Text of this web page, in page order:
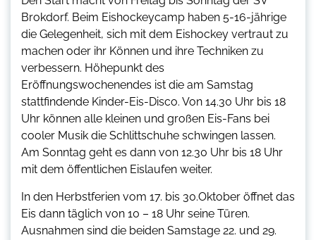
Brokdorf. Beim Eishockeycamp haben 5-16-jährige
die Gelegenheit, sich mit dem Eishockey vertraut zu
machen oder ihr Können und ihre Techniken zu
verbessern. Höhepunkt des
Eröffnungswochenendes ist die am Samstag
stattfindende Kinder-Eis-Disco. Von 14.30 Uhr bis 18
Uhr können alle kleinen und großen Eis-Fans bei
cooler Musik die Schlittschuhe schwingen lassen.
Am Sonntag geht es dann von 12.30 Uhr bis 18 Uhr
mit dem öffentlichen Eislaufen weiter.
In den Herbstferien vom 17. bis 30.Oktober öffnet das
Eis dann täglich von 10 – 18 Uhr seine Türen.
Ausnahmen sind die beiden Samstage 22. und 29.